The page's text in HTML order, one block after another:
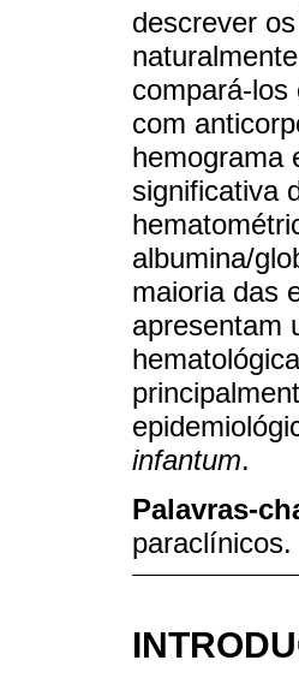
descrever
compará-
com
hemograma
significativa
albumina/
maioria das
apresentam
infantum.
Palavras-
paraclínicos.